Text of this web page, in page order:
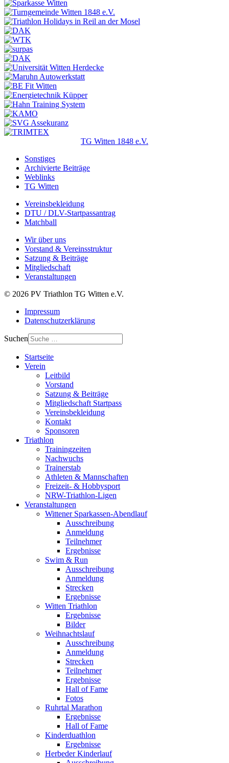
TG Witten 1848 e.V.
Sonstiges
Archivierte Beiträge
Weblinks
TG Witten
Vereinsbekleidung
DTU / DLV-Startpassantrag
Matchball
Wir über uns
Vorstand & Vereinsstruktur
Satzung & Beiträge
Mitgliedschaft
Veranstaltungen
© 2026 PV Triathlon TG Witten e.V.
Impressum
Datenschutzerklärung
Suchen
Startseite
Verein
Leitbild
Vorstand
Satzung & Beiträge
Mitgliedschaft Startpass
Vereinsbekleidung
Kontakt
Sponsoren
Triathlon
Trainingzeiten
Nachwuchs
Trainerstab
Athleten & Mannschaften
Freizeit- & Hobbysport
NRW-Triathlon-Ligen
Veranstaltungen
Wittener Sparkassen-Abendlauf
Ausschreibung
Anmeldung
Teilnehmer
Ergebnisse
Swim & Run
Ausschreibung
Anmeldung
Strecken
Ergebnisse
Witten Triathlon
Ergebnisse
Bilder
Weihnachtslauf
Ausschreibung
Anmeldung
Strecken
Teilnehmer
Ergebnisse
Hall of Fame
Fotos
Ruhrtal Marathon
Ergebnisse
Hall of Fame
Kinderduathlon
Ergebnisse
Herbeder Kinderlauf